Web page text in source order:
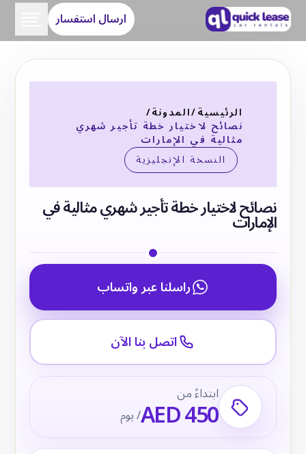
ارسال استفسار
الرئيسية/المدونة/
نصائح لاختيار خطة تأجير شهري
مثالية في الإمارات
النسخة الإنجليزية
نصائح لاختيار خطة تأجير شهري مثالية في
الإمارات
راسلنا عبر واتساب
اتصل بنا الآن
ابتداءً من
AED 450/ يوم